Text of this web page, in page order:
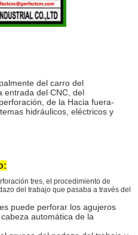
del carro del
entrada del CNC, del
de la Hacia fuera-
hidráulicos, eléctricos y
tres, el procedimiento de
del trabajo que pasaba a través del
puede perforar los agujeros
automática de la